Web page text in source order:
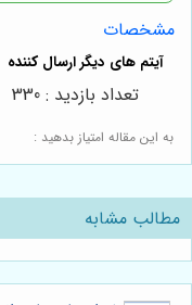
مشخصات
به این مقاله امتیاز بدهید :
تعداد بازدید : 330
مطالب مشابه